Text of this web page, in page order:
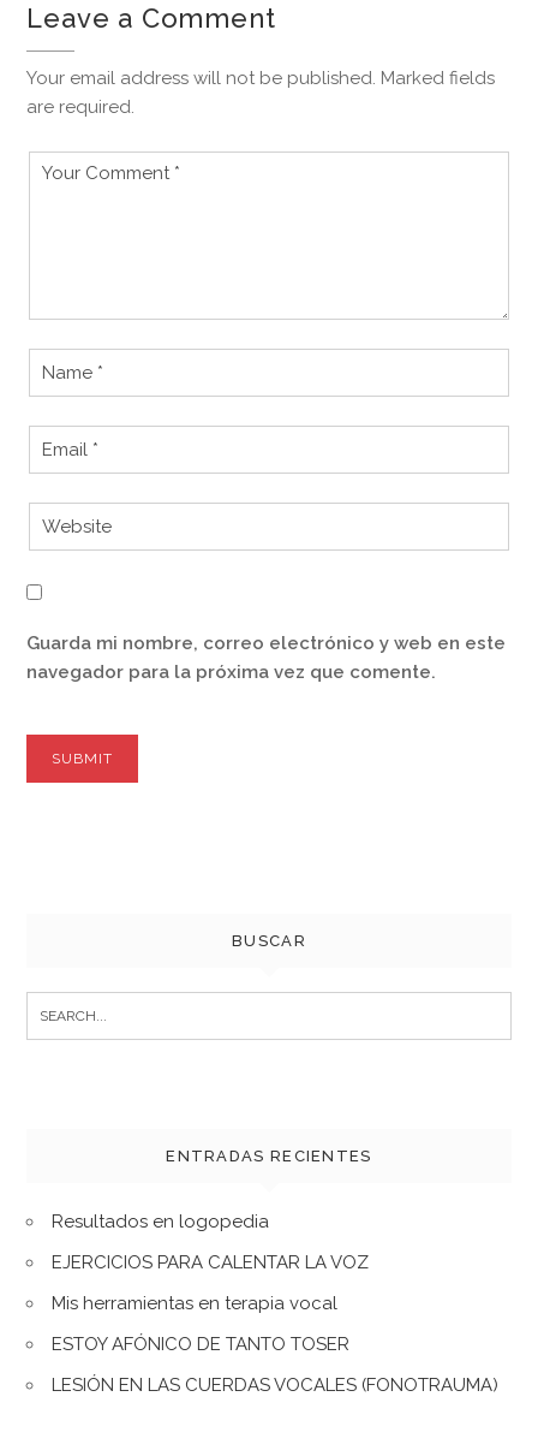
Leave a Comment
Your email address will not be published. Marked fields
are required.
Guarda mi nombre, correo electrónico y web en este
navegador para la próxima vez que comente.
BUSCAR
for:
ENTRADAS RECIENTES
Resultados en logopedia
EJERCICIOS PARA CALENTAR LA VOZ
Mis herramientas en terapia vocal
ESTOY AFÓNICO DE TANTO TOSER
LESIÓN EN LAS CUERDAS VOCALES (FONOTRAUMA)